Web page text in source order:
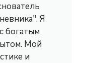
Я
богатым
Мой
и